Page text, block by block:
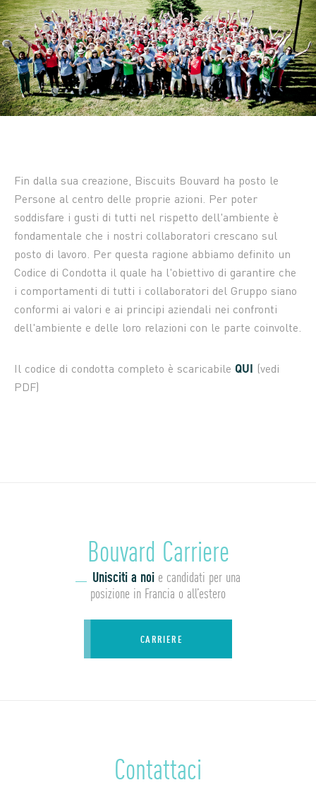
Fin dalla sua creazione, Biscuits Bouvard ha posto le
Persone al centro delle proprie azioni. Per poter
soddisfare i gusti di tutti nel rispetto dell'ambiente è
fondamentale che i nostri collaboratori crescano sul
posto di lavoro. Per questa ragione abbiamo definito un
Codice di Condotta il quale ha l'obiettivo di garantire che
i comportamenti di tutti i collaboratori del Gruppo siano
conformi ai valori e ai principi aziendali nei confronti
dell'ambiente e delle loro relazioni con le parte coinvolte.
Il codice di condotta completo è scaricabile QUI (vedi
PDF)
Bouvard Carriere
Unisciti a noi e candidati per una
posizione in Francia o all’estero
CARRIERE
Contattaci